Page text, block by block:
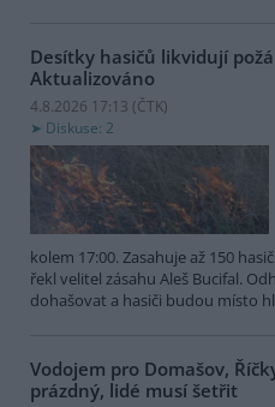
Desítky hasičů likvidují
Aktualizováno
4.8.2026 17:13 (ČTK)
Diskuse: 2
kolem 17:00. Zasahuje až 150
řekl velitel zásahu Aleš Bucifal.
dohašovat a hasiči budou místo
Vodojem pro Domašov,
prázdný, lidé musí šetřit